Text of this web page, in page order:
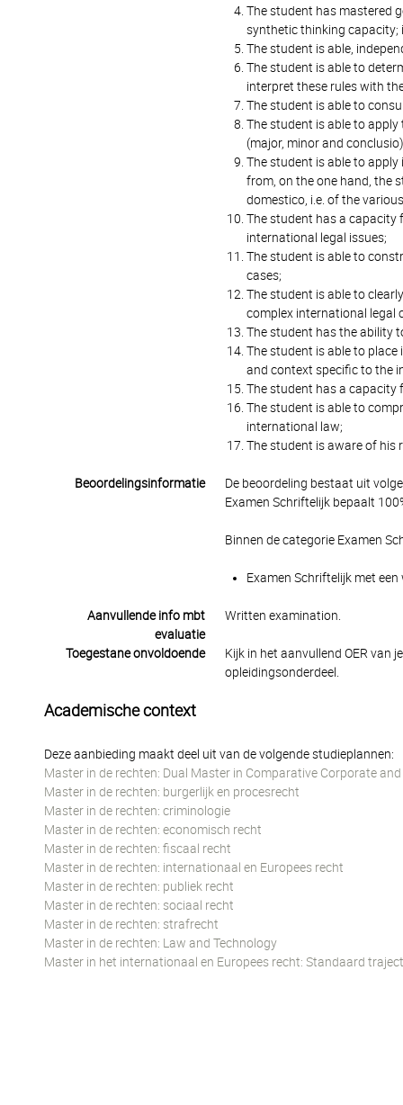
The student has mastered
synthetic thinking capacity;
The student is able,
The student is able to
interpret these rules with
The student is able to
The student is able to
(major, minor and
The student is able to
from, on the one hand, the
domestico, i.e. of the
The student has a capacity
international legal issues;
The student is able to
cases;
The student is able to
complex international legal
The student has the ability
The student is able to
and context specific to the
The student has a
The student is able to
international law;
The student is aware of his
Beoordelingsinformatie
De beoordeling bestaat uit
Examen Schriftelijk bepaalt
Binnen de categorie Examen
Examen Schriftelijk met
Aanvullende info mbt
evaluatie
Written examination.
Toegestane onvoldoende
Kijk in het aanvullend OER van
opleidingsonderdeel.
Academische context
Deze aanbieding maakt deel uit van de volgende studieplannen:
Master in de rechten: Dual Master in Comparative Corporate
Master in de rechten: burgerlijk en procesrecht
Master in de rechten: criminologie
Master in de rechten: economisch recht
Master in de rechten: fiscaal recht
Master in de rechten: internationaal en Europees recht
Master in de rechten: publiek recht
Master in de rechten: sociaal recht
Master in de rechten: strafrecht
Master in de rechten: Law and Technology
Master in het internationaal en Europees recht: Standaard traject